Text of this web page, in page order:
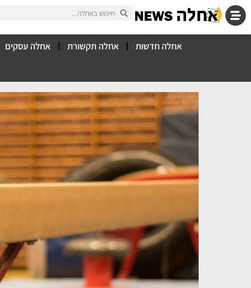
אחלה חדשות אחלה תקשורת אחלה עסקים